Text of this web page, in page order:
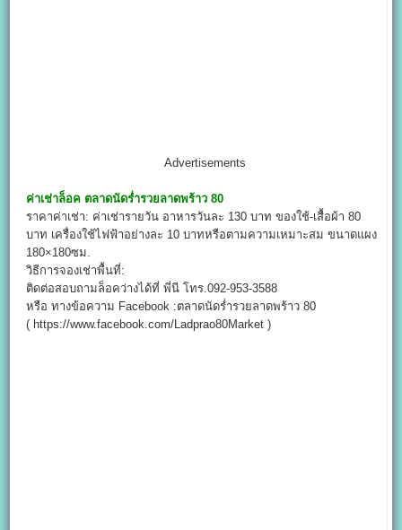
Advertisements
ค่าเช่าล็อค ตลาดนัดร่ำรวยลาดพร้าว 80
ราคาค่าเช่า: ค่าเช่ารายวัน อาหารวันละ 130 บาท ของใช้-เสื้อผ้า 80
บาท เครื่องใช้ไฟฟ้าอย่างละ 10 บาทหรือตามความเหมาะสม ขนาดแผง
180×180ซม.
วิธีการจองเช่าพื้นที่:
ติดต่อสอบถามล็อคว่างได้ที่ พี่นี โทร.092-953-3588
หรือ ทางข้อความ Facebook :ตลาดนัดร่ำรวยลาดพร้าว 80
( https://www.facebook.com/Ladprao80Market )